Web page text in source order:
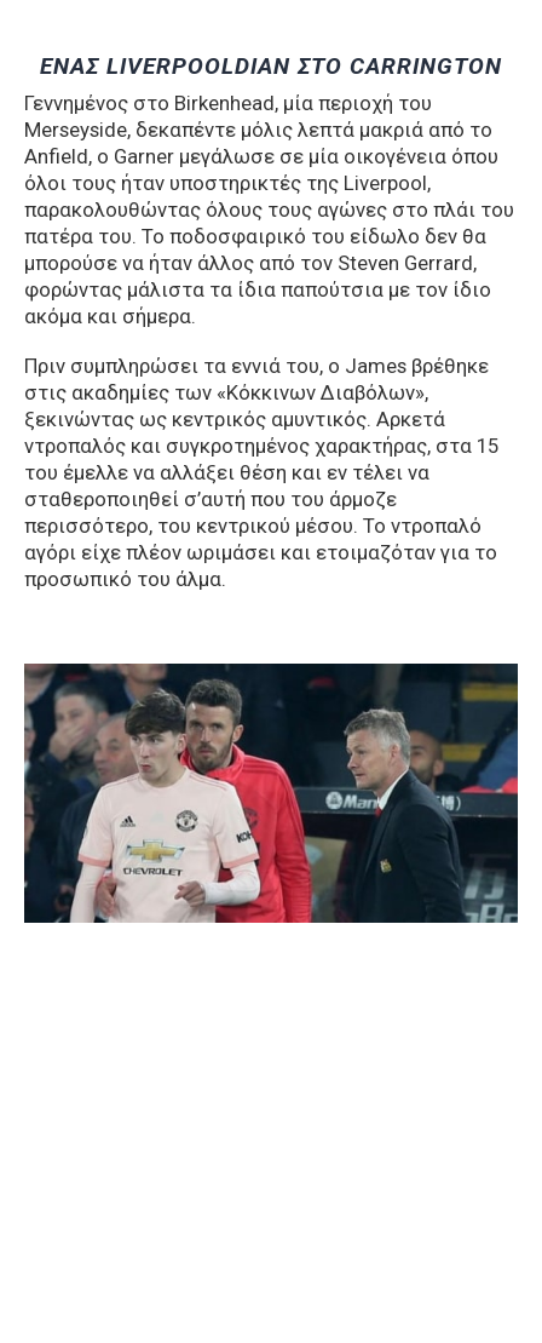
ΕΝΑΣ LIVERPOOLDIAN ΣΤΟ CARRINGTON
Γεννημένος στο Birkenhead, μία περιοχή του
Merseyside, δεκαπέντε μόλις λεπτά μακριά από το
Anfield, ο Garner μεγάλωσε σε μία οικογένεια όπου
όλοι τους ήταν υποστηρικτές της Liverpool,
παρακολουθώντας όλους τους αγώνες στο πλάι του
πατέρα του. Το ποδοσφαιρικό του είδωλο δεν θα
μπορούσε να ήταν άλλος από τον Steven Gerrard,
φορώντας μάλιστα τα ίδια παπούτσια με τον ίδιο
ακόμα και σήμερα.
Πριν συμπληρώσει τα εννιά του, ο James βρέθηκε
στις ακαδημίες των «Κόκκινων Διαβόλων»,
ξεκινώντας ως κεντρικός αμυντικός. Αρκετά
ντροπαλός και συγκροτημένος χαρακτήρας, στα 15
του έμελλε να αλλάξει θέση και εν τέλει να
σταθεροποιηθεί σ’αυτή που του άρμοζε
περισσότερο, του κεντρικού μέσου. Το ντροπαλό
αγόρι είχε πλέον ωριμάσει και ετοιμαζόταν για το
προσωπικό του άλμα.